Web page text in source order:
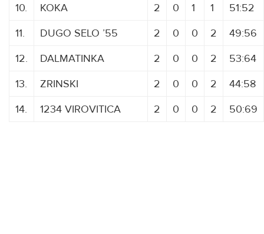
10.
KOKA 2 0 1 1
51:52
11.
DUGO SELO ’55 2 0 0 2
49:56
12.
DALMATINKA 2 0 0 2
53:64
13.
ZRINSKI 2 0 0 2
44:58
14.
1234 VIROVITICA 2 0 0 2 50:69